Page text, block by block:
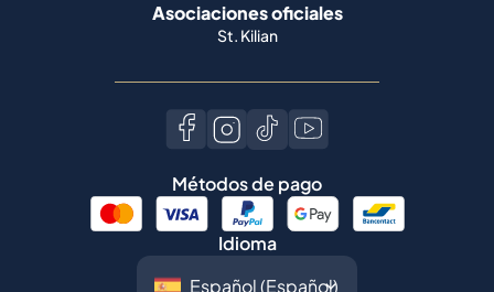
Asociaciones oficiales
St. Kilian
Métodos de pago
Idioma